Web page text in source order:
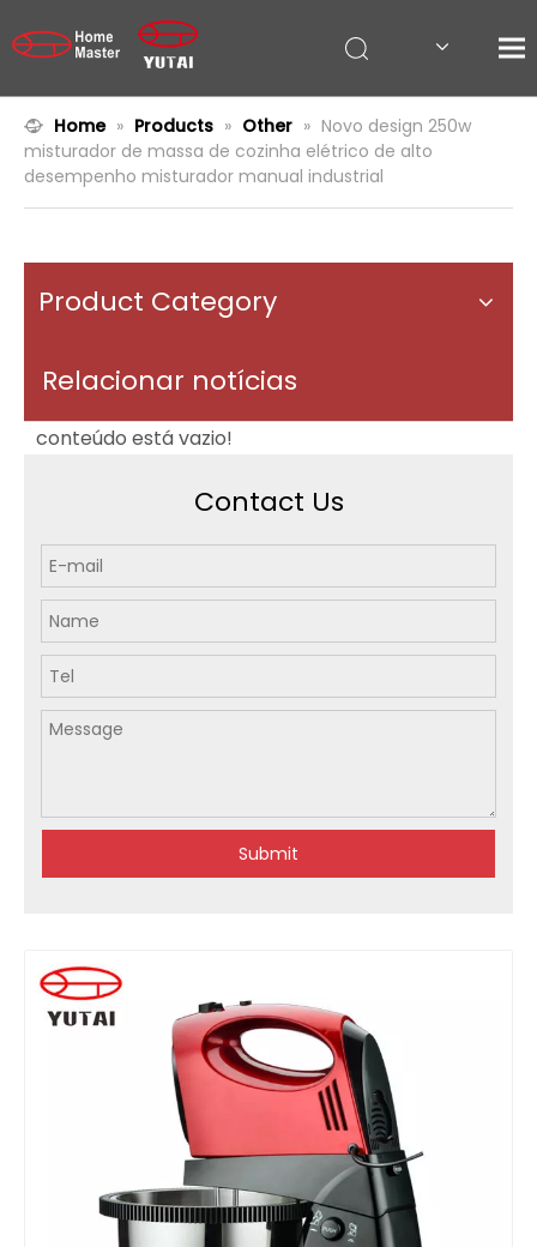
Home » Products » Other » Novo design 250w
misturador de massa de cozinha elétrico de alto
desempenho misturador manual industrial
Product Category
Relacionar notícias
conteúdo está vazio!
Contact Us
Submit